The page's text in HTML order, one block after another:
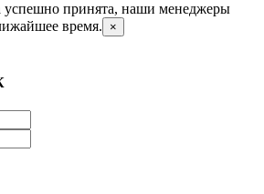
успешно принята, наши менеджеры
время.
×